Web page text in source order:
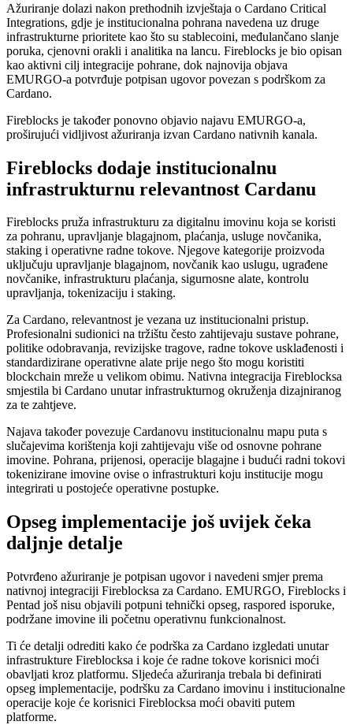
Ažuriranje dolazi nakon prethodnih izvještaja o Cardano Critical
Integrations, gdje je institucionalna pohrana navedena uz druge
infrastrukturne prioritete kao što su stablecoini, međulančano slanje
poruka, cjenovni orakli i analitika na lancu. Fireblocks je bio opisan
kao aktivni cilj integracije pohrane, dok najnovija objava
EMURGO-a potvrđuje potpisan ugovor povezan s podrškom za
Cardano.
Fireblocks je također ponovno objavio najavu EMURGO-a,
proširujući vidljivost ažuriranja izvan Cardano nativnih kanala.
Fireblocks dodaje institucionalnu
infrastrukturnu relevantnost Cardanu
Fireblocks pruža infrastrukturu za digitalnu imovinu koja se koristi
za pohranu, upravljanje blagajnom, plaćanja, usluge novčanika,
staking i operativne radne tokove. Njegove kategorije proizvoda
uključuju upravljanje blagajnom, novčanik kao uslugu, ugrađene
novčanike, infrastrukturu plaćanja, sigurnosne alate, kontrolu
upravljanja, tokenizaciju i staking.
Za Cardano, relevantnost je vezana uz institucionalni pristup.
Profesionalni sudionici na tržištu često zahtijevaju sustave pohrane,
politike odobravanja, revizijske tragove, radne tokove usklađenosti i
standardizirane operativne alate prije nego što mogu koristiti
blockchain mreže u velikom obimu. Nativna integracija Fireblocksa
smjestila bi Cardano unutar infrastrukturnog okruženja dizajniranog
za te zahtjeve.
Najava također povezuje Cardanovu institucionalnu mapu puta s
slučajevima korištenja koji zahtijevaju više od osnovne pohrane
imovine. Pohrana, prijenosi, operacije blagajne i budući radni tokovi
tokenizirane imovine ovise o infrastrukturi koju institucije mogu
integrirati u postojeće operativne postupke.
Opseg implementacije još uvijek čeka
daljnje detalje
Potvrđeno ažuriranje je potpisan ugovor i navedeni smjer prema
nativnoj integraciji Fireblocksa za Cardano. EMURGO, Fireblocks i
Pentad još nisu objavili potpuni tehnički opseg, raspored isporuke,
podržane imovine ili početnu operativnu funkcionalnost.
Ti će detalji odrediti kako će podrška za Cardano izgledati unutar
infrastrukture Fireblocksa i koje će radne tokove korisnici moći
obavljati kroz platformu. Sljedeća ažuriranja trebala bi definirati
opseg implementacije, podršku za Cardano imovinu i institucionalne
operacije koje će korisnici Fireblocksa moći obaviti putem
platforme.